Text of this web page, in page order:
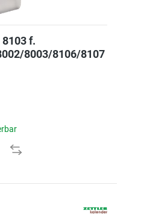
f.
8003/8106/8107